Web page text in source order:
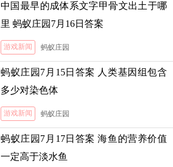
中国最早的成体系文字甲骨文出土于哪
里 蚂蚁庄园7月16日答案
游戏新闻 蚂蚁庄园
蚂蚁庄园7月15日答案 人类基因组包含
多少对染色体
游戏新闻 蚂蚁庄园
蚂蚁庄园7月17日答案 海鱼的营养价值
一定高于淡水鱼